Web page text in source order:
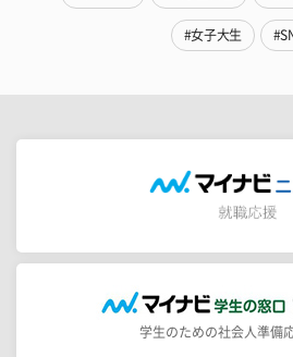
#女子大生
学生のための社会人準備